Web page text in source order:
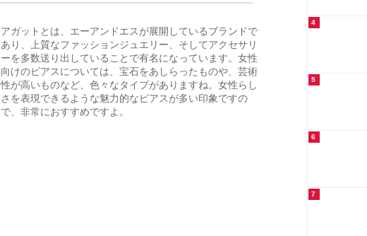
アガットとは、エーアンドエスが展開しているブランドで
あり、上質なファッションジュエリー、そしてアクセサリ
ーを多数送り出していることで有名になっています。女性
向けのピアスについては、宝石をあしらったものや、芸術
性が高いものなど、色々なタイプがありますね。女性らし
さを表現できるような魅力的なピアスが多い印象ですの
で、非常におすすめですよ。
4
5
6
7